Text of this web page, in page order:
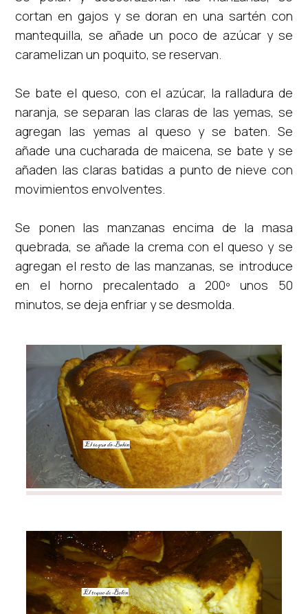
cortan en gajos y se doran en una sartén con
mantequilla, se añade un poco de azúcar y se
caramelizan un poquito, se reservan.
Se bate el queso, con el azúcar, la ralladura de
naranja, se separan las claras de las yemas, se
agregan las yemas al queso y se baten. Se
añade una cucharada de maicena, se bate y se
añaden las claras batidas a punto de nieve con
movimientos envolventes.
Se ponen las manzanas encima de la masa
quebrada, se añade la crema con el queso y se
agregan el resto de las manzanas, se introduce
en el horno precalentado a 200º unos 50
minutos, se deja enfriar y se desmolda.